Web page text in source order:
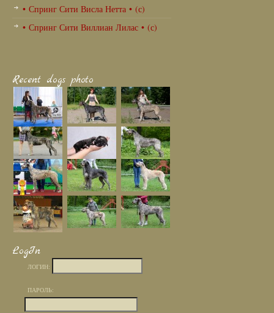
• Спринг Сити Висла Нетта • (с)
• Спринг Сити Виллиан Лилас • (с)
Recent dogs photo
LogIn
ЛОГИН:
ПАРОЛЬ: